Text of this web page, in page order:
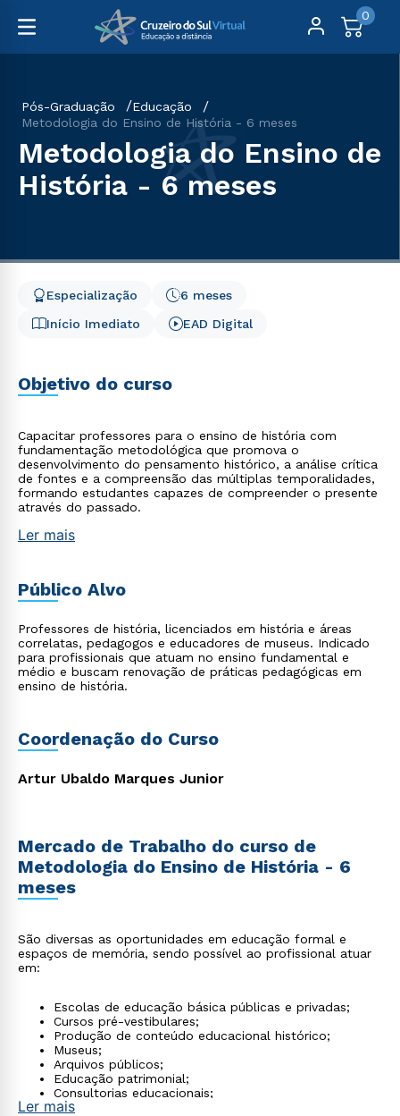
0
Pós-Graduação
Educação
Metodologia do Ensino de História - 6 meses
Metodologia do Ensino de
História - 6 meses
Início Imediato
6 meses
Especialização
EAD Digital
Objetivo do curso
Capacitar professores para o ensino de história com
fundamentação metodológica que promova o
desenvolvimento do pensamento histórico, a análise crítica
de fontes e a compreensão das múltiplas temporalidades,
formando estudantes capazes de compreender o presente
através do passado.
Ler mais
Público Alvo
Professores de história, licenciados em história e áreas
correlatas, pedagogos e educadores de museus. Indicado
para profissionais que atuam no ensino fundamental e
médio e buscam renovação de práticas pedagógicas em
ensino de história.
Coordenação do Curso
Artur Ubaldo Marques Junior
Mercado de Trabalho do curso de
Metodologia do Ensino de História - 6
meses
São diversas as oportunidades em educação formal e
espaços de memória, sendo possível ao profissional atuar
em:
Escolas de educação básica públicas e privadas;
Cursos pré-vestibulares;
Produção de conteúdo educacional histórico;
Museus;
Arquivos públicos;
Educação patrimonial;
Consultorias educacionais;
Projetos de memória social.
Ler mais